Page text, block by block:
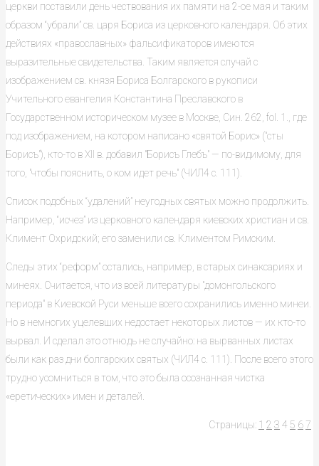
церкви поставили день чествования их памяти на 2-ое мая и таким
образом “убрали” св. царя Бориса из церковного календаря. Об этих
действиях «православных» фальсификаторов имеются
выразительные свидетельства. Таким является случай с
изображением св. князя Бориса Болгарского в рукописи
Учительного евангелия Константина Преславского в
Государственном историческом музее в Москве, Син. 262, fol. 1., где
под изображением, на котором написано «святой Борис» ("сты
Борисъ"), кто-то в XII в. добавил "Борисъ Глебъ" — по-видимому, для
того, "чтобы пояснить, о ком идет речь" (ЧИЛ4 с. 111).
Список подобных “удалений” неугодных святых можно продолжить.
Например, “исчез” из церковного календаря киевских христиан и св.
Климент Охридский; его заменили св. Климентом Римским.
Следы этих “реформ” остались, например, в старых синаксариях и
минеях. Считается, что из всей литературы "домонгольского
периода" в Киевской Руси меньше всего сохранились именно минеи.
Но в немногих уцелевших недостает некоторых листов — их кто-то
вырвал. И сделал это отнюдь не случайно: на вырванных листах
были как раз дни болгарских святых (ЧИЛ4 с. 111). После всего этого
трудно усомниться в том, что это была осознанная чистка
«еретических» имен и деталей.
Страницы: 1 2 3 4 5 6 7